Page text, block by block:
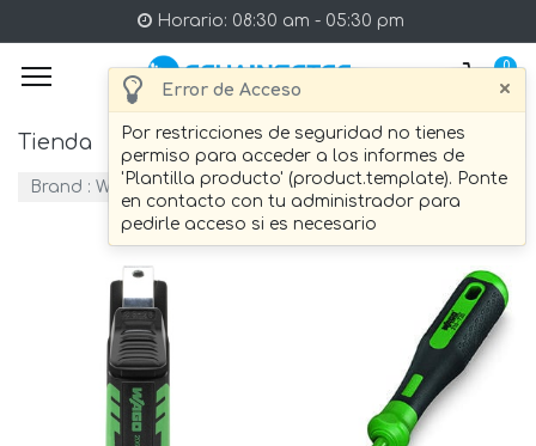
Error de Acceso ×
Por restricciones de seguridad no tienes
permiso para acceder a los informes de
'Plantilla producto' (product.template). Ponte
en contacto con tu administrador para
pedirle acceso si es necesario
Horario: 08:30 am - 05:30 pm
0
Tienda 11 artículo Encontrado.
Brand : WAGO